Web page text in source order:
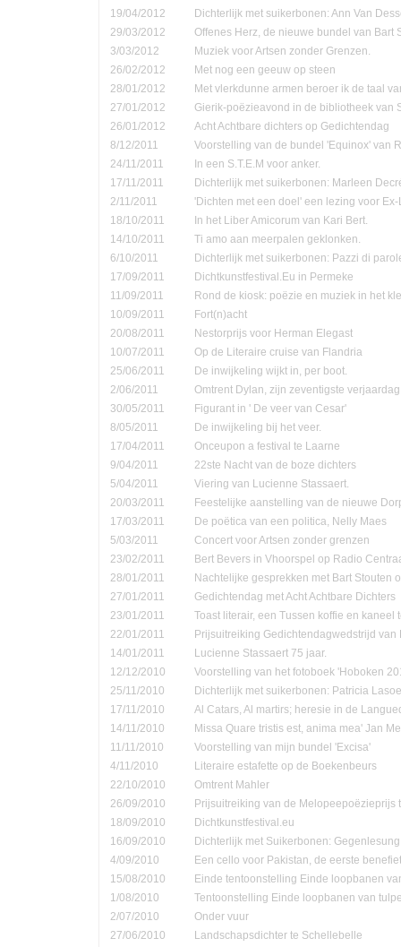
19/04/2012
Dichterlijk met suikerbonen: Ann Van
29/03/2012
Offenes Herz, de nieuwe bundel van Bart
3/03/2012
Muziek voor Artsen zonder Grenzen.
26/02/2012
Met nog een geeuw op steen
28/01/2012
Met vlerkdunne armen beroer ik de taal
27/01/2012
Gierik-poëzieavond in de bibliotheek van
26/01/2012
Acht Achtbare dichters op Gedichtendag
8/12/2011
Voorstelling van de bundel 'Equinox' van
24/11/2011
In een S.T.E.M voor anker.
17/11/2011
Dichterlijk met suikerbonen: Marleen
2/11/2011
'Dichten met een doel' een lezing voor
18/10/2011
In het Liber Amicorum van Kari Bert.
14/10/2011
Ti amo aan meerpalen geklonken.
6/10/2011
Dichterlijk met suikerbonen: Pazzi di
17/09/2011
Dichtkunstfestival.Eu in Permeke
11/09/2011
Rond de kiosk: poëzie en muziek in het
10/09/2011
Fort(n)acht
20/08/2011
Nestorprijs voor Herman Elegast
10/07/2011
Op de Literaire cruise van Flandria
25/06/2011
De inwijkeling wijkt in, per boot.
2/06/2011
Omtrent Dylan, zijn zeventigste verjaardag
30/05/2011
Figurant in ' De veer van Cesar'
8/05/2011
De inwijkeling bij het veer.
17/04/2011
Onceupon a festival te Laarne
9/04/2011
22ste Nacht van de boze dichters
5/04/2011
Viering van Lucienne Stassaert.
20/03/2011
Feestelijke aanstelling van de nieuwe
17/03/2011
De poëtica van een politica, Nelly Maes
5/03/2011
Concert voor Artsen zonder grenzen
23/02/2011
Bert Bevers in Vhoorspel op Radio
28/01/2011
Nachtelijke gesprekken met Bart Stouten
27/01/2011
Gedichtendag met Acht Achtbare Dichters
23/01/2011
Toast literair, een Tussen koffie en kaneel
22/01/2011
Prijsuitreiking Gedichtendagwedstrijd van
14/01/2011
Lucienne Stassaert 75 jaar.
12/12/2010
Voorstelling van het fotoboek 'Hoboken
25/11/2010
Dichterlijk met suikerbonen: Patricia
17/11/2010
Al Catars, Al martirs; heresie in de
14/11/2010
Missa Quare tristis est, anima mea' Jan
11/11/2010
Voorstelling van mijn bundel 'Excisa'
4/11/2010
Literaire estafette op de Boekenbeurs
22/10/2010
Omtrent Mahler
26/09/2010
Prijsuitreiking van de Melopeepoëzieprijs
18/09/2010
Dichtkunstfestival.eu
16/09/2010
Dichterlijk met Suikerbonen:
4/09/2010
Een cello voor Pakistan, de eerste
15/08/2010
Einde tentoonstelling Einde loopbanen
1/08/2010
Tentoonstelling Einde loopbanen van
2/07/2010
Onder vuur
27/06/2010
Landschapsdichter te Schellebelle